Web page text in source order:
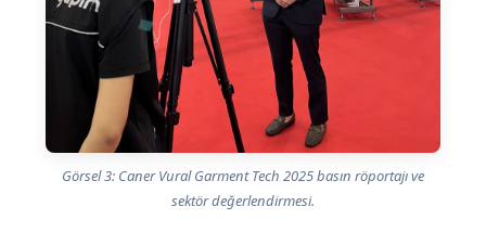
Görsel 3: Caner Vural Garment Tech 2025 basın röportajı ve
sektör değerlendirmesi.